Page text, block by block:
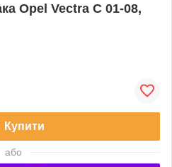
Opel Vectra C 01-08,
Купити
або